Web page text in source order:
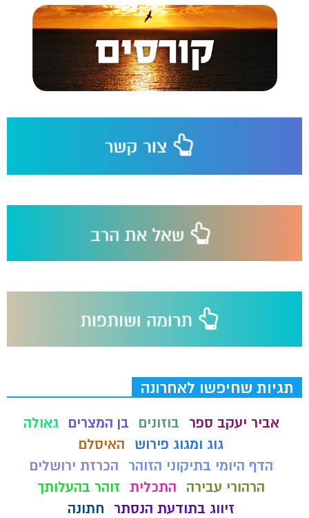
תגיות שחיפשו לאחרונה
אביר יעקב ספר בוזונים בן המצרים
גאולה
גוג ומגוג פירוש
האיסלם
הדף היומי בתיקוני הזוהר
הכרזת ירושלים
הרהורי עבירה
התכלית זוהר בהעלותך
זיווג בתודעת הנסתר
חתונה